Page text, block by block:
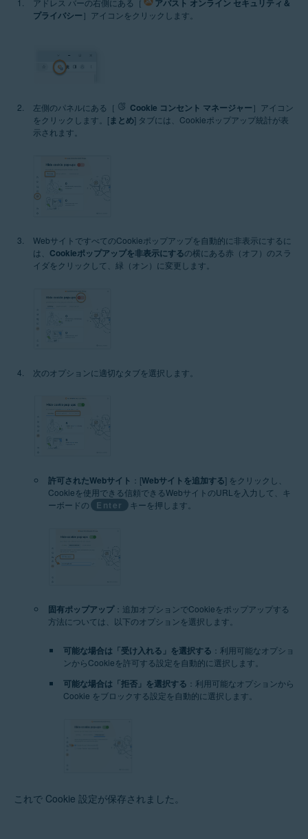
アバスト オンライン セキュリティ＆
プライバシー ］アイコンをクリックします。
左側のパネルにある［ Cookie コンセント マネージャー ］アイコン
をクリックします。[まとめ] タブには、Cookieポップアップ統計が表
示されます。
WebサイトですべてのCookieポップアップを自動的に非表示にするに
は、 Cookieポップアップを非表示にするの横にある赤（オフ）のスラ
イダをクリックして、緑（オン）に変更します。
次のオプションに適切なタブを選択します。
許可されたWebサイト ：[Webサイトを追加する] をクリックし、
Cookieを使用できる信頼できるWebサイトのURLを入力して、キ
ーボードの
Enter キーを押します。
固有ポップアップ：追加オプションでCookieをポップアップする
方法については、以下のオプションを選択します。
可能な場合は「受け入れる」を選択する ：利用可能なオプショ
ンからCookieを許可する設定を自動的に選択します。
可能な場合は「拒否」を選択する ：利用可能なオプションから
Cookie をブロックする設定を自動的に選択します。
これで Cookie 設定が保存されました。